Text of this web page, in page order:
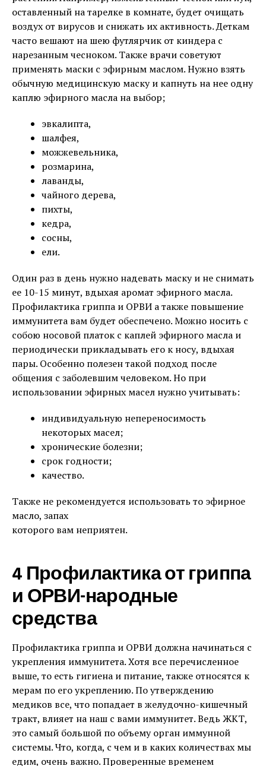
оставленный на тарелке в комнате, будет очищать
воздух от вирусов и снижать их активность. Деткам
часто вешают на шею футлярчик от киндера с
нарезанным чесноком. Также врачи советуют
применять маски с эфирным маслом. Нужно взять
обычную медицинскую маску и капнуть на нее одну
каплю эфирного масла на выбор;
эвкалипта,
шалфея,
можжевельника,
розмарина,
лаванды,
чайного дерева,
пихты,
кедра,
сосны,
ели.
Один раз в день нужно надевать маску и не снимать
ее 10-15 минут, вдыхая аромат эфирного масла.
Профилактика гриппа и ОРВИ а также повышение
иммунитета вам будет обеспечено. Можно носить с
собою носовой платок с каплей эфирного масла и
периодически прикладывать его к носу, вдыхая
пары. Особенно полезен такой подход после
общения с заболевшим человеком. Но при
использовании эфирных масел нужно учитывать:
индивидуальную непереносимость
некоторых масел;
хронические болезни;
срок годности;
качество.
Также не рекомендуется использовать то эфирное
масло, запах
которого вам неприятен.
4 Профилактика от гриппа
и ОРВИ-народные
средства
Профилактика гриппа и ОРВИ должна начинаться с
укрепления иммунитета. Хотя все перечисленное
выше, то есть гигиена и питание, также относятся к
мерам по его укреплению. По утверждению
медиков все, что попадает в желудочно-кишечный
тракт, влияет на наш с вами иммунитет. Ведь ЖКТ,
это самый большой по объему орган иммунной
системы. Что, когда, с чем и в каких количествах мы
едим, очень важно. Проверенные временем